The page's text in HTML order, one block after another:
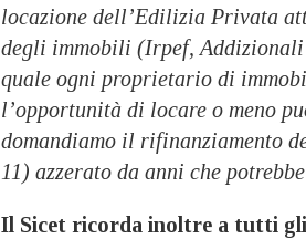
locazione dell’Edilizia Privata
degli immobili (Irpef,
quale ogni proprietario di
l’opportunità di locare o meno
domandiamo il rifinanziamento
11) azzerato da anni che
Il Sicet ricorda inoltre a tutti